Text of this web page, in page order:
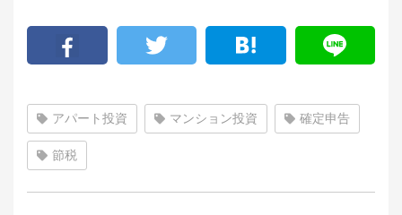
アパート投資 マンション投資 確定申告
節税